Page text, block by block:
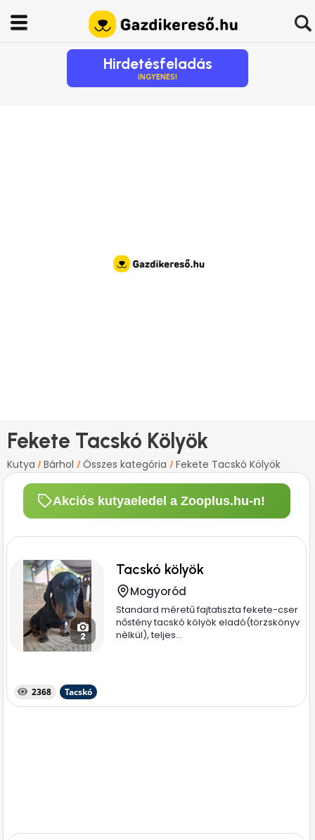
Hirdetésfeladás
INGYENES!
Fekete Tacskó Kölyök
Kutya / Bárhol / Összes kategória / Fekete Tacskó Kölyök
Akciós kutyaeledel a Zooplus.hu-n!
2
Tacskó kölyök
Mogyoród
Standard méretű fajtatiszta fekete-cser
nőstény tacskó kölyök eladó(törzskönyv
nèlkül), teljes...
2368 Tacskó